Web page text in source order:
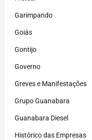
Garimpando
Goiás
Gontijo
Governo
Greves e Manifestações
Grupo Guanabara
Guanabara Diesel
Histórico das Empresas